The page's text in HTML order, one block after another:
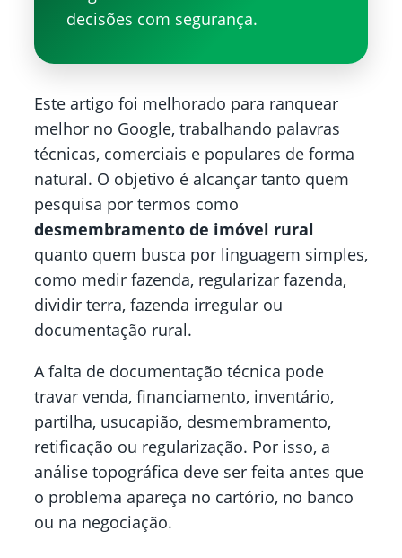
decisões com segurança.
Este artigo foi melhorado para ranquear
melhor no Google, trabalhando palavras
técnicas, comerciais e populares de forma
natural. O objetivo é alcançar tanto quem
pesquisa por termos como
desmembramento de imóvel rural
quanto quem busca por linguagem simples,
como medir fazenda, regularizar fazenda,
dividir terra, fazenda irregular ou
documentação rural.
A falta de documentação técnica pode
travar venda, financiamento, inventário,
partilha, usucapião, desmembramento,
retificação ou regularização. Por isso, a
análise topográfica deve ser feita antes que
o problema apareça no cartório, no banco
ou na negociação.